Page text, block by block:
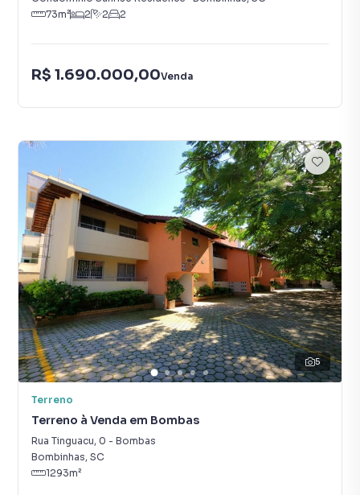
73m² 2 2 2
R$ 1.690.000,00Venda
5
Terreno
Terreno à Venda em Bombas
Rua Tinguacu, 0 - Bombas
Bombinhas, SC
1293m²